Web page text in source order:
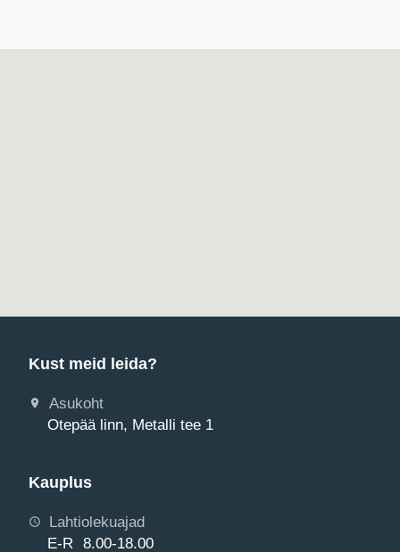
Kust meid leida?
Asukoht
Otepää linn, Metalli tee 1
Kauplus
Lahtiolekuajad
E-R 8.00-18.00